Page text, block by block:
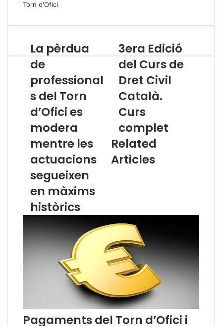
Torn d'Ofici
L
a
p
è
r
d
u
a
d
e
p
r
f
e
s
s
T
La pèrdua
de
professional
s del Torn
d’Ofici es
modera
mentre les
actuacions
segueixen
en màxims
històrics
3
e
r
a
d
i
c
i
ó
d
e
d
D
e
t
i
v
i
3era Edició
del Curs de
Dret Civil
Català.
Curs
complet
Related
Articles
Pagaments del Torn d’Ofici i